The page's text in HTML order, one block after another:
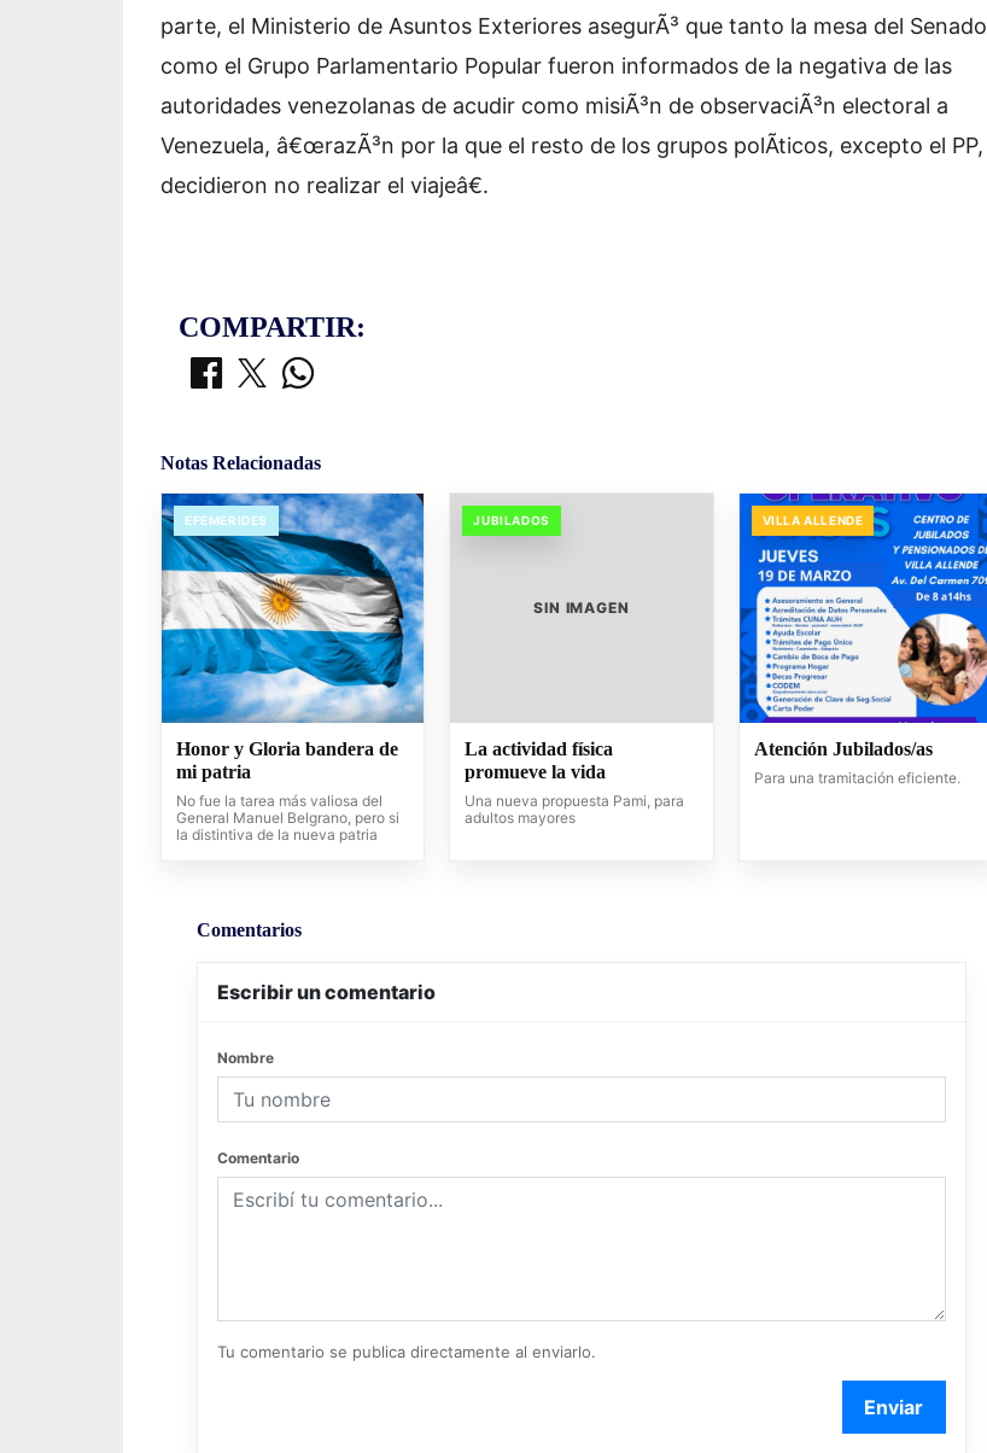
parte, el Ministerio de Asuntos Exteriores asegurÃ³ que tanto la mesa del Senado
como el Grupo Parlamentario Popular fueron informados de la negativa de las
autoridades venezolanas de acudir como misiÃ³n de observaciÃ³n electoral a
Venezuela, â€œrazÃ³n por la que el resto de los grupos polÃ­ticos, excepto el PP,
decidieron no realizar el viajeâ€.
COMPARTIR:
Notas Relacionadas
EFEMERIDES
Honor y Gloria bandera de
mi patria
No fue la tarea más valiosa del
General Manuel Belgrano, pero si
la distintiva de la nueva patria
JUBILADOS
SIN IMAGEN
La actividad física
promueve la vida
Una nueva propuesta Pami, para
adultos mayores
VILLA ALLENDE
Atención Jubilados/as
Para una tramitación eficiente.
Comentarios
Escribir un comentario
Nombre
Comentario
Tu comentario se publica directamente al enviarlo.
Enviar